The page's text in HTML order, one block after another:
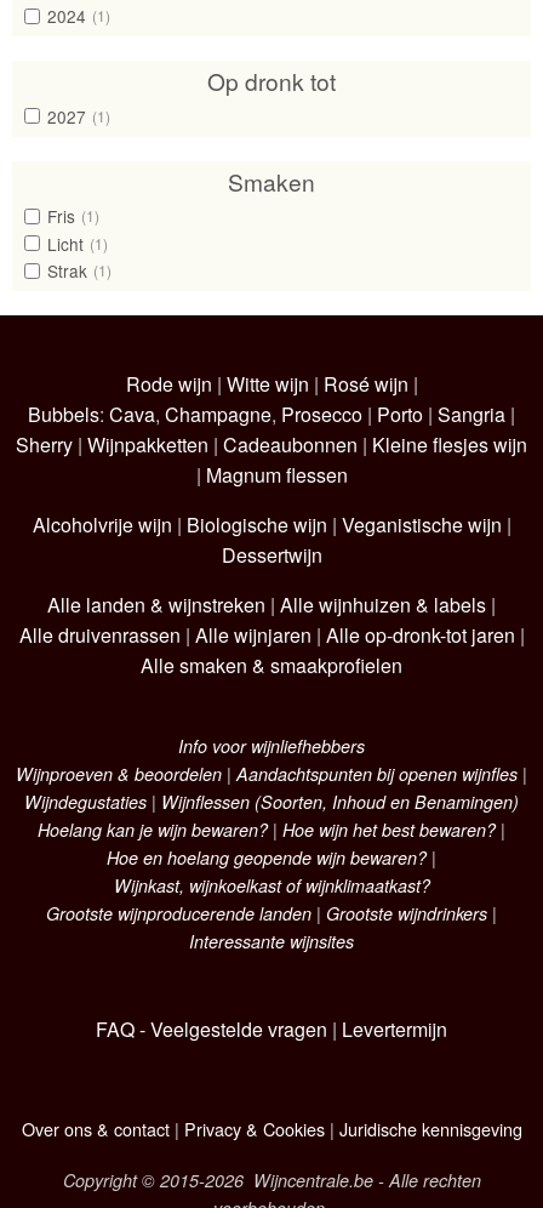
2024 (1)
Op dronk tot
2027 (1)
Smaken
Fris (1)
Licht (1)
Strak (1)
Rode wijn | Witte wijn | Rosé wijn |
Bubbels: Cava, Champagne, Prosecco | Porto | Sangria |
Sherry | Wijnpakketten | Cadeaubonnen | Kleine flesjes wijn
| Magnum flessen
Alcoholvrije wijn | Biologische wijn | Veganistische wijn |
Dessertwijn
Alle landen & wijnstreken | Alle wijnhuizen & labels |
Alle druivenrassen | Alle wijnjaren | Alle op-dronk-tot jaren |
Alle smaken & smaakprofielen
Info voor wijnliefhebbers
Wijnproeven & beoordelen |Aandachtspunten bij openen wijnfles |
Wijndegustaties | Wijnflessen (Soorten, Inhoud en Benamingen)
Hoelang kan je wijn bewaren?| Hoe wijn het best bewaren?|
Hoe en hoelang geopende wijn bewaren?|
Wijnkast, wijnkoelkast of wijnklimaatkast?
Grootste wijnproducerende landen | Grootste wijndrinkers |
Interessante wijnsites
FAQ - Veelgestelde vragen | Levertermijn
Over ons & contact| Privacy & Cookies| Juridische kennisgeving
Copyright © 2015-2026 Wijncentrale.be - Alle rechten